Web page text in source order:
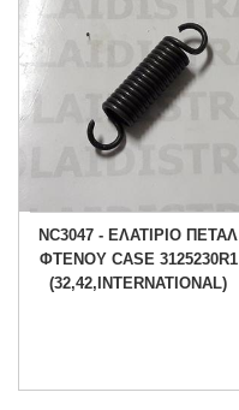
NC3047 - ΕΛΑΤΙΡΙΟ ΠΕΤΑΛ
ΦΤΕΝΟΥ CASE 3125230R1
(32,42,INTERNATIONAL)